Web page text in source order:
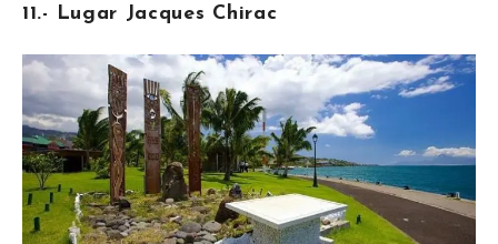
11.- Lugar Jacques Chirac